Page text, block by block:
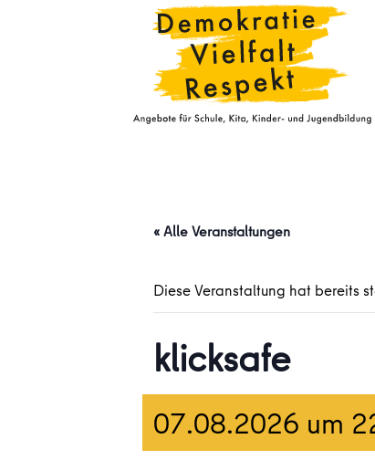
« Alle Veranstaltungen
Diese Veranstaltung hat bereits
klicksafe
07.08.2026 um